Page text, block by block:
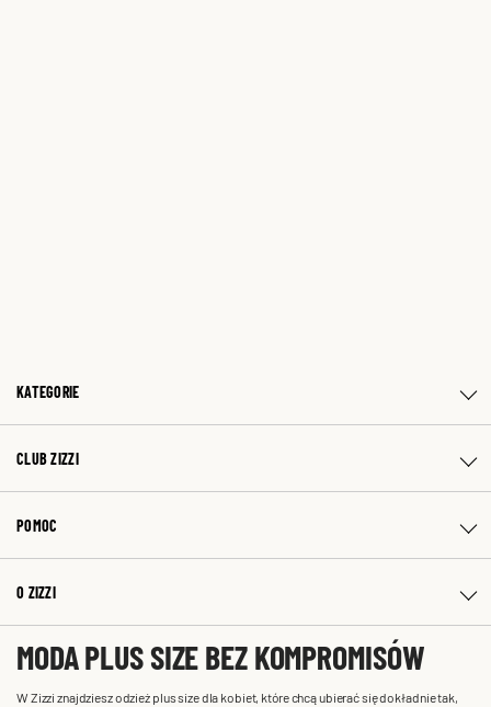
KATEGORIE
CLUB ZIZZI
POMOC
O ZIZZI
MODA PLUS SIZE BEZ KOMPROMISÓW
W Zizzi znajdziesz odzież plus size dla kobiet, które chcą ubierać się dokładnie tak,